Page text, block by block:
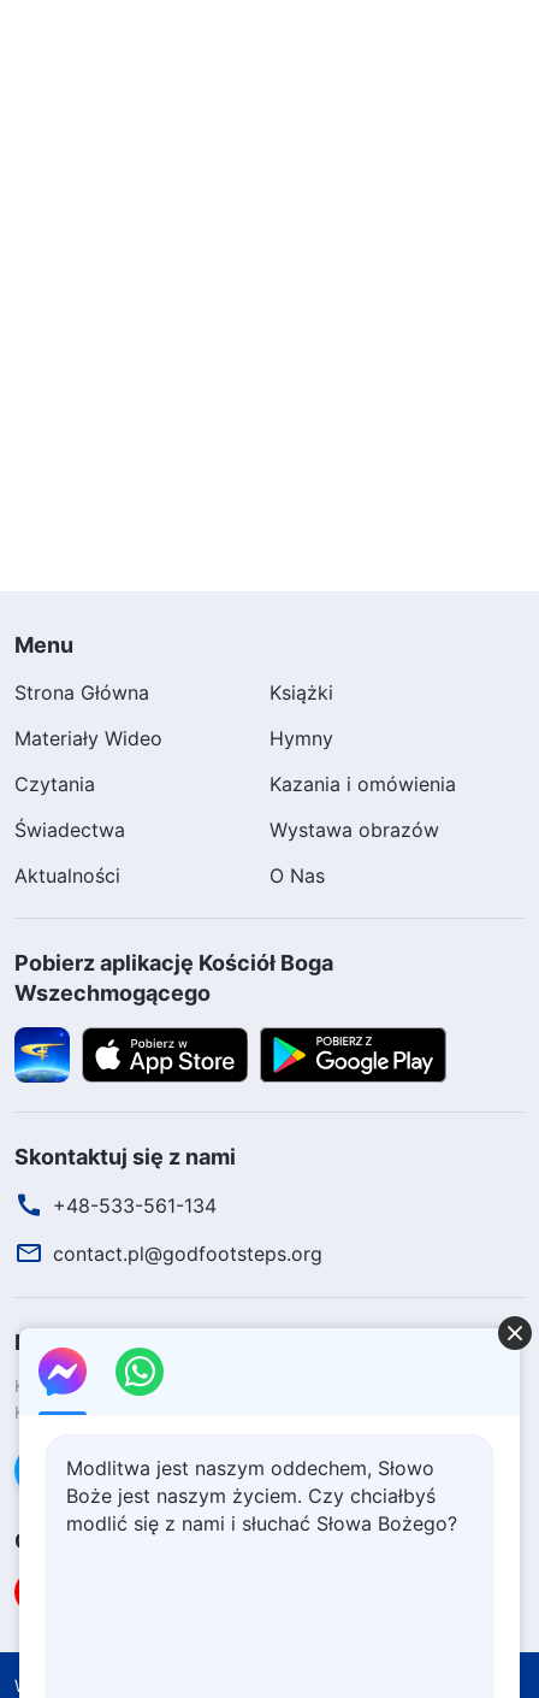
Menu
Strona Główna
Książki
Materiały Wideo
Hymny
Czytania
Kazania i omówienia
Świadectwa
Wystawa obrazów
Aktualności
O Nas
Pobierz aplikację Kościół Boga
Wszechmogącego
Skontaktuj się z nami
+48-533-561-134
contact.pl@godfootsteps.org
Nadeszło Królestwo Boże!
Królestwo Boże przyszło na świat! Czy chcesz wejść do
Królestwa Bożego?
Połącz się z nami w Messengerze
Obserwuj nas
Warunki korzystania
Modlitwa jest naszym oddechem, Słowo
Boże jest naszym życiem. Czy chciałbyś
modlić się z nami i słuchać Słowa Bożego?